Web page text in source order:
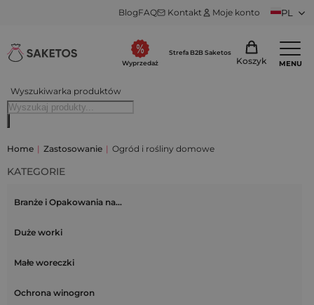
BlogFAQ Kontakt Moje konto PL
Wyszukiwarka produktów
Wyprzedaż
Strefa B2B Saketos
Koszyk MENU
Home | Zastosowanie | Ogród i rośliny domowe
KATEGORIE
Branże i Opakowania na…
Duże worki
Małe woreczki
Ochrona winogron